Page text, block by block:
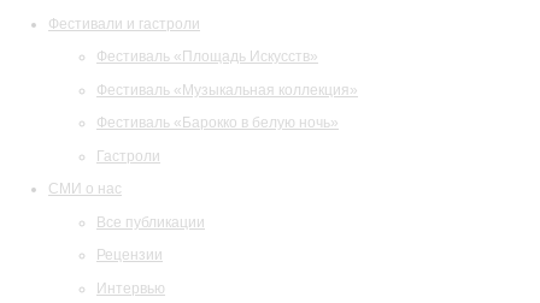
Фестивали и гастроли
Фестиваль «Площадь Искусств»
Фестиваль «Музыкальная коллекция»
Фестиваль «Барокко в белую ночь»
Гастроли
СМИ о нас
Все публикации
Рецензии
Интервью